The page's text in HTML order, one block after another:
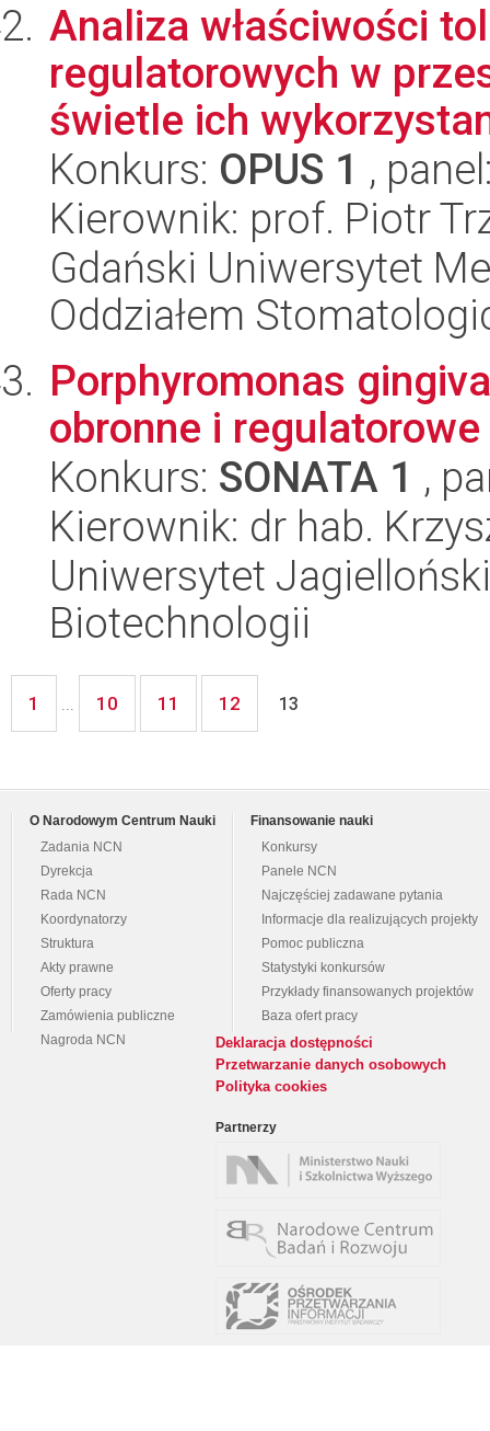
Analiza właściwości
regulatorowych w
świetle ich
Konkurs: OPUS 1 ,
Kierownik: prof. Piotr
Gdański Uniwersytet
Oddziałem
Porphyromonas
obronne i regulatorowe
Konkurs: SONATA 1 ,
Kierownik: dr hab.
Uniwersytet
Biotechnologii
1 ... 10 11 12 13
O Narodowym Centrum Nauki
Zadania NCN
Dyrekcja
Rada NCN
Koordynatorzy
Struktura
Akty prawne
Oferty pracy
Zamówienia publiczne
Nagroda NCN
Finansowanie nauki
Konkursy
Panele NCN
Najczęściej zadawane pytania
Informacje dla realizujących projekty
Pomoc publiczna
Statystyki konkursów
Przykłady finansowanych projektów
Baza ofert pracy
Deklaracja dostępności
Przetwarzanie danych osobowych
Polityka cookies
Partnerzy